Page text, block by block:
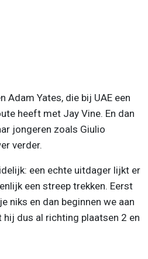
Adam Yates, die bij UAE een
heeft met Jay Vine. En dan
jongeren zoals Giulio
verder.
een echte uitdager lijkt er
een streep trekken. Eerst
niks en dan beginnen we aan
hij dus al richting plaatsen 2 en